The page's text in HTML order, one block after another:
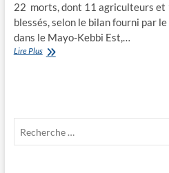
inclusif
et
pacifique
au
22 morts, dont 11 agriculteurs et
blessés, selon le bilan fourni par
dans le Mayo-Kebbi Est,…
Lire PlusLa